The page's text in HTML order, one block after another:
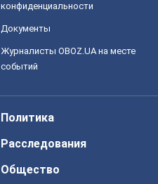
конфиденциальности
Документы
Журналисты OBOZ.UA на месте
событий
Политика
Расследования
Общество